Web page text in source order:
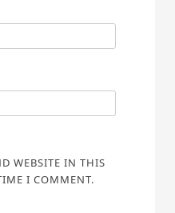
WEBSITE IN THIS
I COMMENT.